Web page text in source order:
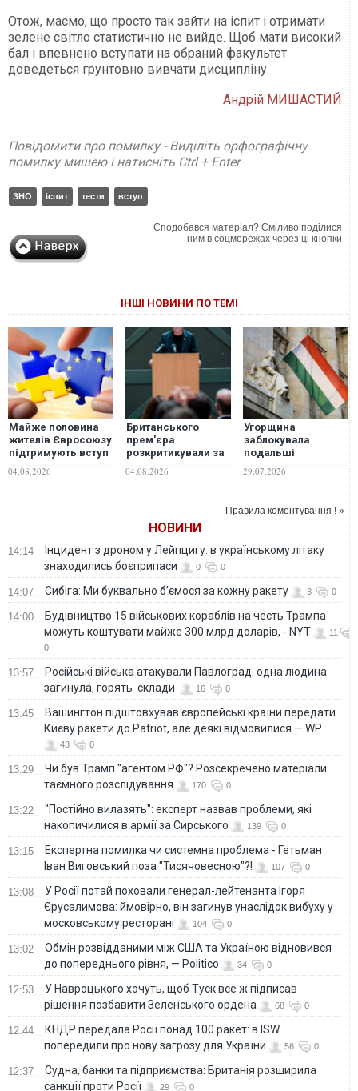
Отож, маємо, що просто так зайти на іспит і отримати
зелене світло статистично не вийде. Щоб мати високий
бал і впевнено вступати на обраний факультет
доведеться грунтовно вивчати дисципліну.
Андрій МИШАСТИЙ
Повідомити про помилку - Виділіть орфографічну
помилку мишею і натисніть Ctrl + Enter
ЗНО іспит тести вступ
Сподобався матеріал? Сміливо поділися
ним в соцмережах через ці кнопки
ІНШІ НОВИНИ ПО ТЕМІ
Майже половина
жителів Євросоюзу
підтримують вступ
але у Польщі та
04.08.2026
Британського
прем'єра
розкритикували за
відпустку через
04.08.2026
Угорщина
заблокувала
подальші
вступ України в ЄС,
29.07.2026
Правила коментування ! »
НОВИНИ
14:14
Інцидент з дроном у Лейпцигу: в українському літаку
знаходились боєприпаси
0 0
14:07 Сибіга: Ми буквально б’ємося за кожну ракету 3 0
14:00
Будівництво 15 військових кораблів на честь Трампа
можуть коштувати майже 300 млрд доларів, - NYT
11
0
13:57
Російські війська атакували Павлоград: одна людина
загинула, горять склади
16 0
13:45
Вашингтон підштовхував європейські країни передати
Києву ракети до Patriot, але деякі відмовилися — WP
43 0
13:29
Чи був Трамп "агентом РФ"? Розсекречено матеріали
таємного розслідування
170 0
13:22
"Постійно вилазять": експерт назвав проблеми, які
накопичилися в армії за Сирського
139 0
13:15
Eкспертна помилка чи системна проблема - Гетьман
Іван Виговський поза "Тисячовесною"?!
107 0
13:08
У Росії потай поховали генерал-лейтенанта Ігоря
Єрусалимова: ймовірно, він загинув унаслідок вибуху у
московському ресторані
104 0
13:02
Обмін розвідданими між США та Україною відновився
до попереднього рівня, — Politico
34 0
12:53
У Навроцького хочуть, щоб Туск все ж підписав
рішення позбавити Зеленського ордена
68 0
12:44
КНДР передала Росії понад 100 ракет: в ISW
попередили про нову загрозу для України
56 0
12:37
Судна, банки та підприємства: Британія розширила
санкції проти Росії
29 0